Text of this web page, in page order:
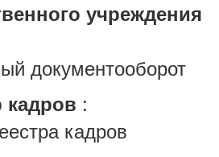
учреждения
документооборот
кадров :
кадров